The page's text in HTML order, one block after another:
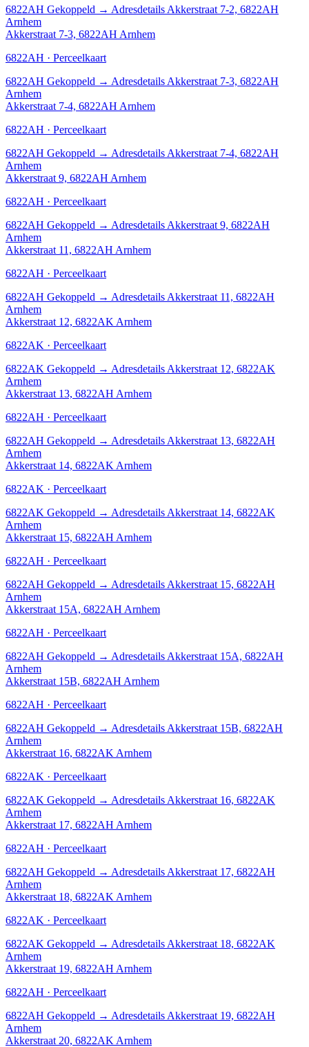
6822AH Gekoppeld → Adresdetails Akkerstraat 7-2, 6822AH
Arnhem
Akkerstraat 7-3, 6822AH Arnhem
6822AH · Perceelkaart
6822AH Gekoppeld → Adresdetails Akkerstraat 7-3, 6822AH
Arnhem
Akkerstraat 7-4, 6822AH Arnhem
6822AH · Perceelkaart
6822AH Gekoppeld → Adresdetails Akkerstraat 7-4, 6822AH
Arnhem
Akkerstraat 9, 6822AH Arnhem
6822AH · Perceelkaart
6822AH Gekoppeld → Adresdetails Akkerstraat 9, 6822AH
Arnhem
Akkerstraat 11, 6822AH Arnhem
6822AH · Perceelkaart
6822AH Gekoppeld → Adresdetails Akkerstraat 11, 6822AH
Arnhem
Akkerstraat 12, 6822AK Arnhem
6822AK · Perceelkaart
6822AK Gekoppeld → Adresdetails Akkerstraat 12, 6822AK
Arnhem
Akkerstraat 13, 6822AH Arnhem
6822AH · Perceelkaart
6822AH Gekoppeld → Adresdetails Akkerstraat 13, 6822AH
Arnhem
Akkerstraat 14, 6822AK Arnhem
6822AK · Perceelkaart
6822AK Gekoppeld → Adresdetails Akkerstraat 14, 6822AK
Arnhem
Akkerstraat 15, 6822AH Arnhem
6822AH · Perceelkaart
6822AH Gekoppeld → Adresdetails Akkerstraat 15, 6822AH
Arnhem
Akkerstraat 15A, 6822AH Arnhem
6822AH · Perceelkaart
6822AH Gekoppeld → Adresdetails Akkerstraat 15A, 6822AH
Arnhem
Akkerstraat 15B, 6822AH Arnhem
6822AH · Perceelkaart
6822AH Gekoppeld → Adresdetails Akkerstraat 15B, 6822AH
Arnhem
Akkerstraat 16, 6822AK Arnhem
6822AK · Perceelkaart
6822AK Gekoppeld → Adresdetails Akkerstraat 16, 6822AK
Arnhem
Akkerstraat 17, 6822AH Arnhem
6822AH · Perceelkaart
6822AH Gekoppeld → Adresdetails Akkerstraat 17, 6822AH
Arnhem
Akkerstraat 18, 6822AK Arnhem
6822AK · Perceelkaart
6822AK Gekoppeld → Adresdetails Akkerstraat 18, 6822AK
Arnhem
Akkerstraat 19, 6822AH Arnhem
6822AH · Perceelkaart
6822AH Gekoppeld → Adresdetails Akkerstraat 19, 6822AH
Arnhem
Akkerstraat 20, 6822AK Arnhem